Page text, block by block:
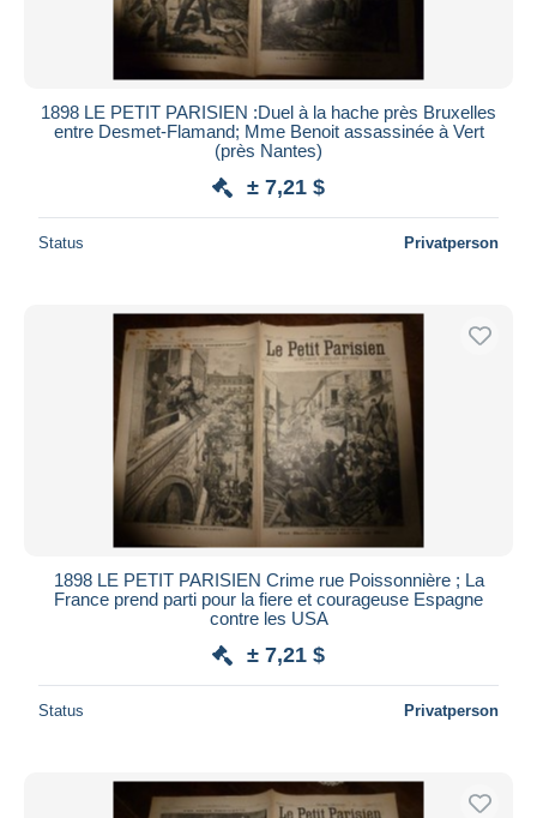
1898 LE PETIT PARISIEN :Duel à la hache près Bruxelles
entre Desmet-Flamand; Mme Benoit assassinée à Vert
(près Nantes)
± 7,21 $
Status Privatperson
1898 LE PETIT PARISIEN Crime rue Poissonnière ; La
France prend parti pour la fiere et courageuse Espagne
contre les USA
± 7,21 $
Status Privatperson